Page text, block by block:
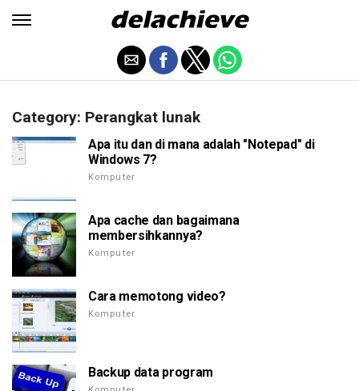
Category: Perangkat lunak
Apa itu dan di mana adalah "Notepad" di
Windows 7?
Komputer
Apa cache dan bagaimana
membersihkannya?
Komputer
Cara memotong video?
Komputer
Backup data program